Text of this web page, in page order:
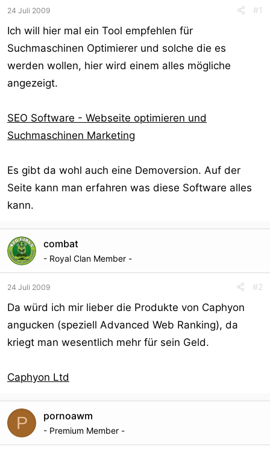
s
t
r
t
t
m
24 Juli 2009 #1
Ich will hier mal ein Tool empfehlen für
Suchmaschinen Optimierer und solche die es
werden wollen, hier wird einem alles mögliche
angezeigt.
SEO Software - Webseite optimieren und
Suchmaschinen Marketing
Es gibt da wohl auch eine Demoversion. Auf der
Seite kann man erfahren was diese Software alles
kann.
combat
- Royal Clan Member -
24 Juli 2009 #2
Da würd ich mir lieber die Produkte von Caphyon
angucken (speziell Advanced Web Ranking), da
kriegt man wesentlich mehr für sein Geld.
Caphyon Ltd
P pornoawm
- Premium Member -